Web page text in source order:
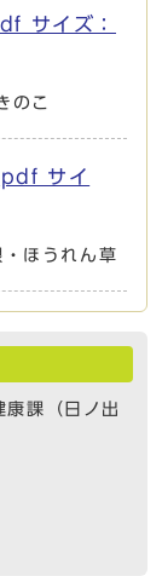
サイズ：
のこ
サイ
ほうれん草
康課（日ノ出